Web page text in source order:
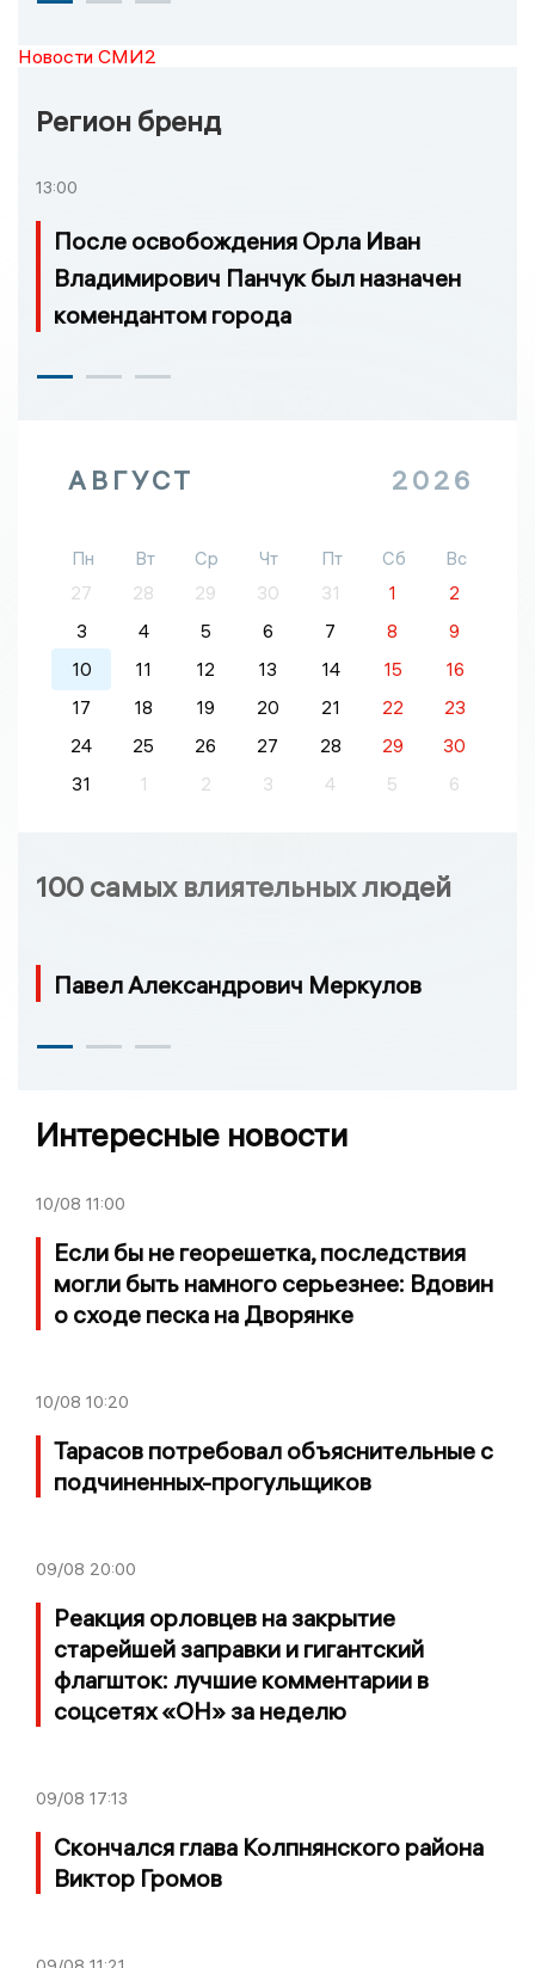
Новости СМИ2
Регион бренд
13:00
После освобождения Орла Иван
Владимирович Панчук был назначен
комендантом города
АВГУСТ 2026
Пн Вт Ср Чт Пт Сб
Вс
27
28 29 30 31 1
2
3
4 5 6 7 8
9
10
11 12 13 14 15
16
17
18 19 20 21 22
23
24
25 26 27 28 29
30
31
1 2 3 4 5 6
100 самых влиятельных людей
Павел Александрович Меркулов
Интересные новости
10/08 11:00
Если бы не георешетка, последствия
могли быть намного серьезнее: Вдовин
о сходе песка на Дворянке
10/08 10:20
Тарасов потребовал объяснительные с
подчиненных-прогульщиков
09/08 20:00
Реакция орловцев на закрытие
старейшей заправки и гигантский
флагшток: лучшие комментарии в
соцсетях «ОН» за неделю
09/08 17:13
Скончался глава Колпнянского района
Виктор Громов